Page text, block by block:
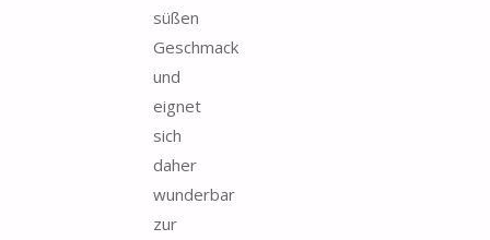
süßen
Geschmack
und
eignet
sich
daher
wunderbar
zur